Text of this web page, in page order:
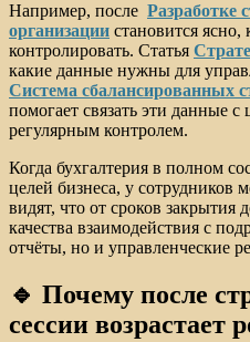
Например, после Разработке
организации становится
контролировать. Статья
какие данные нужны для
Система сбалансированных
помогает связать эти данные
регулярным контролем.
Когда бухгалтерия в полном
целей бизнеса, у сотрудников
видят, что от сроков
качества взаимодействия с
отчёты, но и управленческие
🔹 Почему после
сессии возрастает